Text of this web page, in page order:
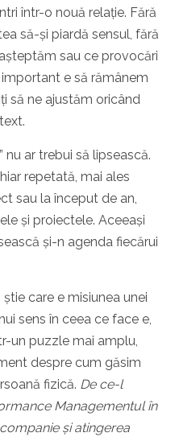
într-o nouă relație. Fără
să-și piardă sensul, fără
sau ce provocări
e să rămânem
să ne ajustăm oricând
nu ar trebui să lipsească.
repetată, mai ales
sau la început de an,
și proiectele. Aceeași
și-n agenda fiecărui
care e misiunea unei
sens în ceea ce face e,
un puzzle mai amplu,
despre cum găsim
fizică. De ce-l
Managementul în
și atingerea